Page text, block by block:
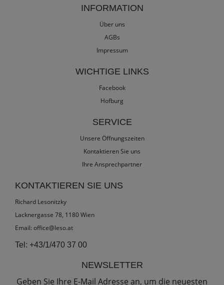
INFORMATION
Über uns
AGBs
Impressum
WICHTIGE LINKS
Facebook
Hofburg
SERVICE
Unsere Öffnungszeiten
Kontaktieren Sie uns
Ihre Ansprechpartner
KONTAKTIEREN SIE UNS
Richard Lesonitzky
Lacknergasse 78, 1180 Wien
Email: office@leso.at
Tel: +43/1/470 37 00
NEWSLETTER
Geben Sie Ihre E-Mail Adresse an, um die neuesten